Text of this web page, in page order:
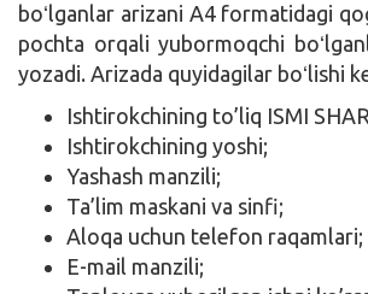
boʻlganlar arizani A4 formatidagi
pochta orqali yubormoqchi
yozadi. Arizada quyidagilar boʻlishi
Ishtirokchining to’liq ISMI
Ishtirokchining yoshi;
Yashash manzili;
Ta’lim maskani va sinfi;
Aloqa uchun telefon raqamlari;
E-mail manzili;